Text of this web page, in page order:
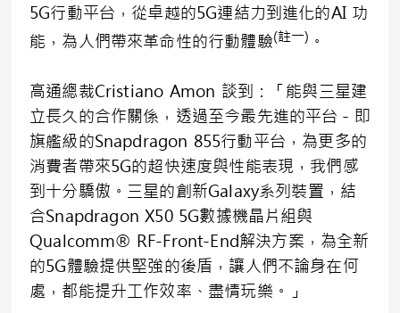
5G行動平台，從卓越的5G連結力到進化的AI 功
能，為人們帶來革命性的行動體驗(註一) 。
高通總裁Cristiano Amon 談到：「能與三星建
立長久的合作關係，透過至今最先進的平台－即
旗艦級的Snapdragon 855行動平台，為更多的
消費者帶來5G的超快速度與性能表現，我們感
到十分驕傲。三星的創新Galaxy系列裝置，結
合Snapdragon X50 5G數據機晶片組與
Qualcomm® RF-Front-End解決方案，為全新
的5G體驗提供堅強的後盾，讓人們不論身在何
處，都能提升工作效率、盡情玩樂。」